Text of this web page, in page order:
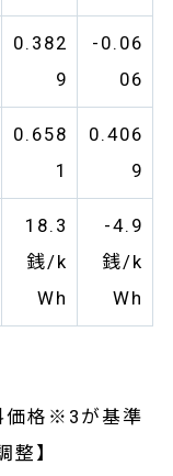
0.382
9
-0.06
06
0.658
1
0.406
9
18.3
銭/k
Wh
-4.9
銭/k
Wh
価格※3が基準
】